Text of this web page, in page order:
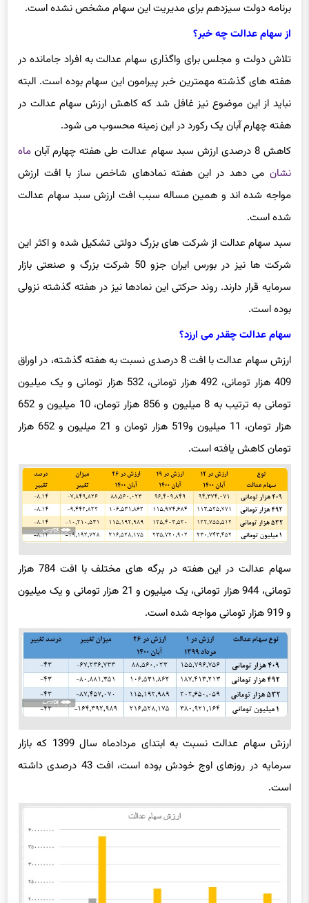
از سهام عدالت چه خبر؟
تلاش دولت و مجلس برای واگذاری سهام عدالت به افراد جامانده در
هفته های گذشته مهمترین خبر پیرامون این سهام بوده است. البته
نباید از این موضوع نیز غافل شد که کاهش ارزش سهام عدالت در
هفته چهارم آبان یک رکورد در این زمینه محسوب می شود.
کاهش 8 درصدی ارزش سبد سهام عدالت طی هفته چهارم آبان
نشانمی دهد در این هفته نمادهای شاخص ساز با افت ارزش
مواجه شده اند و همین مساله سبب افت ارزش سبد سهام عدالت
شده است.
سبد سهام عدالت از شرکت های بزرگ دولتی تشکیل شده و اکثر این
شرکت ها نیز در بورس ایران جزو 50 شرکت بزرگ و صنعتی بازار
سرمایه قرار دارند. روند حرکتی این نمادها نیز در هفته گذشته نزولی
بوده است.
سهام عدالت چقدر می ارزد؟
409 هزار تومانی، 492 هزار تومانی، 532 هزار تومانی و یک میلیون
تومانی به ترتیب به 8 میلیون و 856 هزار تومان، 10 میلیون و 652
هزار تومان، 11 میلیون و519 هزار تومان و 21 میلیون و 652 هزار
تومان کاهش یافته است.
تومانی، 944 هزار تومانی، یک میلیون و 21 هزار تومانی و یک میلیون
و 919 هزار تومانی مواجه شده است.
سرمایه در روزهای اوج خودش بوده است، افت 43 درصدی داشته
است.